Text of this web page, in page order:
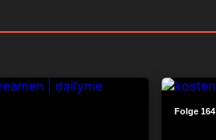
Folge 164